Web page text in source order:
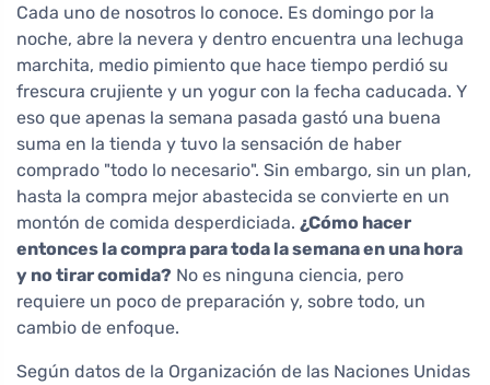
Cada uno de nosotros lo conoce. Es domingo por la
noche, abre la nevera y dentro encuentra una lechuga
marchita, medio pimiento que hace tiempo perdió su
frescura crujiente y un yogur con la fecha caducada. Y
eso que apenas la semana pasada gastó una buena
suma en la tienda y tuvo la sensación de haber
comprado "todo lo necesario". Sin embargo, sin un plan,
hasta la compra mejor abastecida se convierte en un
montón de comida desperdiciada. ¿Cómo hacer
entonces la compra para toda la semana en una hora
y no tirar comida? No es ninguna ciencia, pero
requiere un poco de preparación y, sobre todo, un
cambio de enfoque.
Según datos de la Organización de las Naciones Unidas